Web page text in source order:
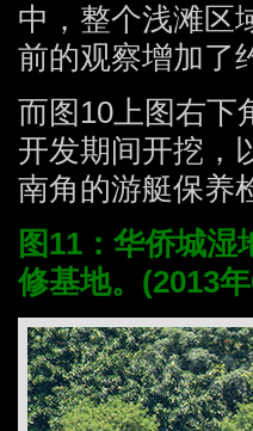
中，整个浅滩区
前的观察增加了
而图10上图右下
开发期间开挖，
南角的游艇保养
图11：华侨城
修基地。(2013